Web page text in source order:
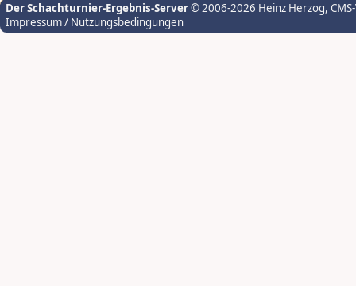
Der Schachturnier-Ergebnis-Server© 2006-2026 Heinz Herzog,
Impressum / Nutzungsbedingungen